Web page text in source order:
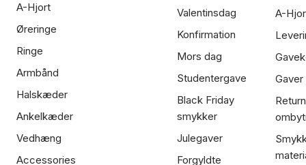
A-Hjort
Øreringe
Ringe
Armbånd
Halskæder
Ankelkæder
Vedhæng
Accessories
Valentinsdag
Konfirmation
Mors dag
Studentergave
Black Friday
smykker
Julegaver
Forgyldte
A-